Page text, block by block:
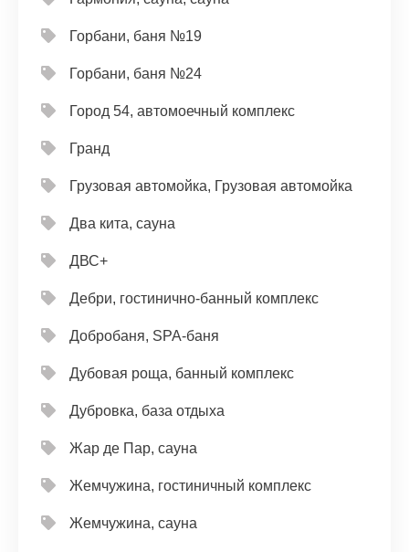
Горбани, баня №19
Горбани, баня №24
Город 54, автомоечный комплекс
Гранд
Грузовая автомойка, Грузовая автомойка
Два кита, сауна
ДВС+
Дебри, гостинично-банный комплекс
Добробаня, SPA-баня
Дубовая роща, банный комплекс
Дубровка, база отдыха
Жар де Пар, сауна
Жемчужина, гостиничный комплекс
Жемчужина, сауна